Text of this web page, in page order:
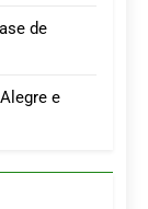
de
e